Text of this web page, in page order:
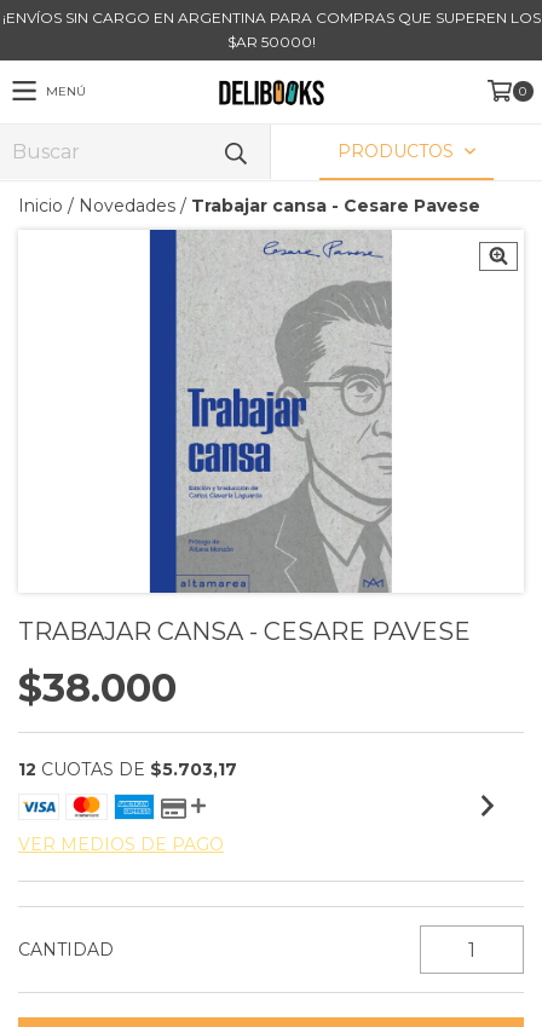
¡ENVÍOS SIN CARGO EN ARGENTINA PARA COMPRAS QUE SUPEREN LOS
$AR 50000!
MENÚ 0
PRODUCTOS
Inicio / Novedades / Trabajar cansa - Cesare Pavese
TRABAJAR CANSA - CESARE PAVESE
$38.000
12 CUOTAS DE $5.703,17
VER MEDIOS DE PAGO
CANTIDAD